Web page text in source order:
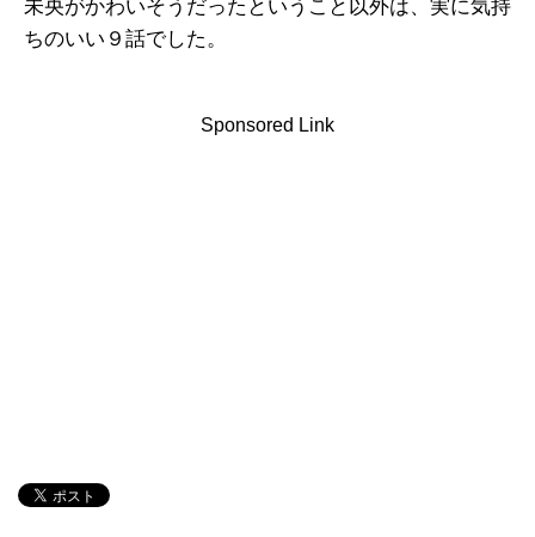
未央がかわいそうだったということ以外は、実に気持
ちのいい９話でした。
Sponsored Link